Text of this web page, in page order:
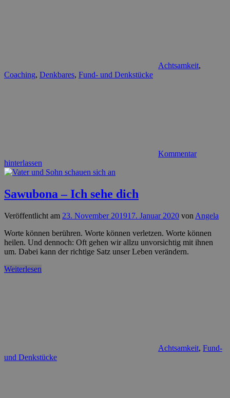
Achtsamkeit,
Coaching, Denkbares, Fund- und Denkstücke
Kommentar
hinterlassen
Sawubona – Ich sehe dich
Veröffentlicht am 23. November 201917. Januar 2020 von Angela
Worte können berühren. Worte können verletzen. Worte können
heilen. Und dennoch: Oft gehen wir allzu unvorsichtig mit ihnen
um. Dabei kann der richtige Satz unser Leben verändern.
Weiterlesen
Achtsamkeit, Fund-
und Denkstücke